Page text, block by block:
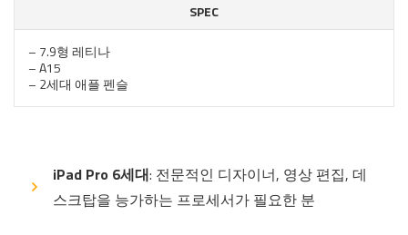
SPEC
– 7.9형 레티나
– A15
– 2세대 애플 펜슬
iPad Pro 6세대: 전문적인 디자이너, 영상 편집, 데
스크탑을 능가하는 프로세서가 필요한 분